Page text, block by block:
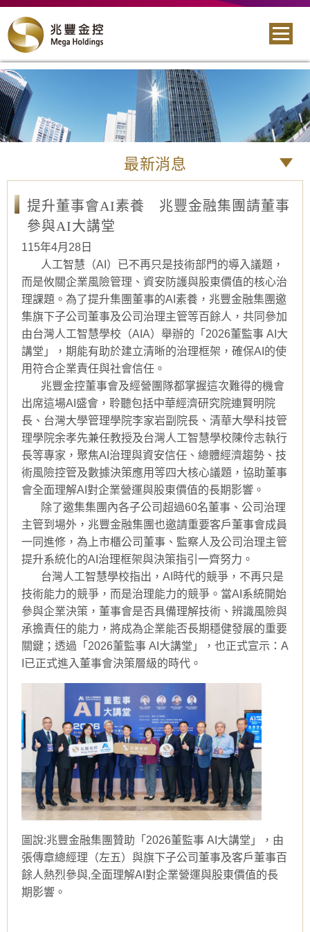
最新消息
提升董事會AI素養 兆豐金融集團請董事
參與AI大講堂
115年4月28日
人工智慧（AI）已不再只是技術部門的導入議題，
而是攸關企業風險管理、資安防護與股東價值的核心治
理課題。為了提升集團董事的AI素養，兆豐金融集團邀
集旗下子公司董事及公司治理主管等百餘人，共同參加
由台灣人工智慧學校（AIA）舉辦的「2026董監事 AI大
講堂」，期能有助於建立清晰的治理框架，確保AI的使
用符合企業責任與社會信任。
兆豐金控董事會及經營團隊都掌握這次難得的機會
出席這場AI盛會，聆聽包括中華經濟研究院連賢明院
長、台灣大學管理學院李家岩副院長、清華大學科技管
理學院余孝先兼任教授及台灣人工智慧學校陳伶志執行
長等專家，聚焦AI治理與資安信任、總體經濟趨勢、技
術風險控管及數據決策應用等四大核心議題，協助董事
會全面理解AI對企業營運與股東價值的長期影響。
除了邀集集團內各子公司超過60名董事、公司治理
主管到場外，兆豐金融集團也邀請重要客戶董事會成員
一同進修，為上市櫃公司董事、監察人及公司治理主管
提升系統化的AI治理框架與決策指引一齊努力。
台灣人工智慧學校指出，AI時代的競爭，不再只是
技術能力的競爭，而是治理能力的競爭。當AI系統開始
參與企業決策，董事會是否具備理解技術、辨識風險與
承擔責任的能力，將成為企業能否長期穩健發展的重要
關鍵；透過「2026董監事 AI大講堂」，也正式宣示：A
I已正式進入董事會決策層級的時代。
圖說:兆豐金融集團贊助「2026董監事 AI大講堂」，由
張傳章總經理（左五）與旗下子公司董事及客戶董事百
餘人熱烈參與,全面理解AI對企業營運與股東價值的長
期影響。